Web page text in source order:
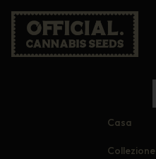
Casa
Collezione